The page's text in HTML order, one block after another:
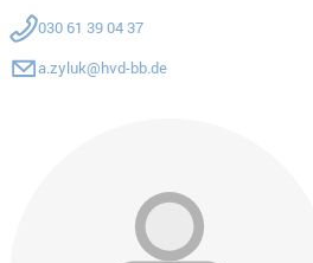
030 61 39 04 37
a.zyluk@hvd-bb.de